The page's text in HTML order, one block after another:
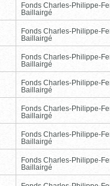
Fonds Charles-Philippe-
Baillairgé
Fonds Charles-Philippe-
Baillairgé
Fonds Charles-Philippe-
Baillairgé
Fonds Charles-Philippe-
Baillairgé
Fonds Charles-Philippe-
Baillairgé
Fonds Charles-Philippe-
Baillairgé
Fonds Charles-Philippe-
Baillairgé